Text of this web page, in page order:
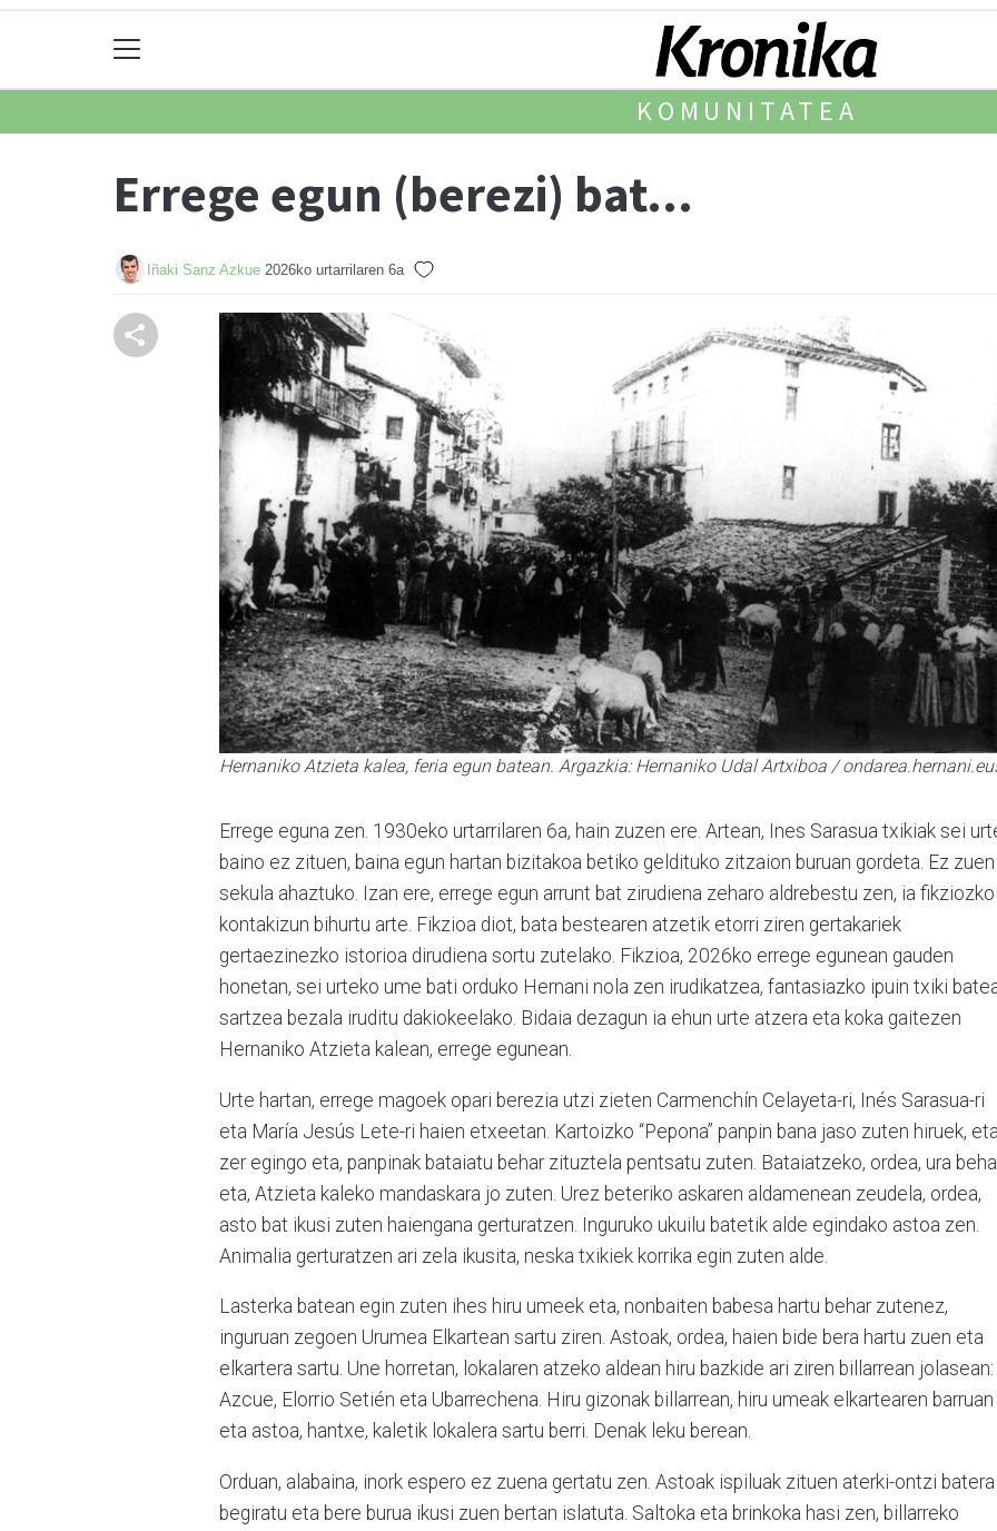
KOMUNITATEA
Errege egun (berezi) bat...
Iñaki Sanz Azkue 2026ko urtarrilaren 6a
Hernaniko Atzieta kalea, feria egun batean. Argazkia: Hernaniko Udal Artxiboa /
Errege eguna zen. 1930eko urtarrilaren 6a, hain zuzen ere. Artean, Ines Sarasua txikiak sei
baino ez zituen, baina egun hartan bizitakoa betiko geldituko zitzaion buruan gordeta. Ez zuen
sekula ahaztuko. Izan ere, errege egun arrunt bat zirudiena zeharo aldrebestu zen, ia fikziozko
kontakizun bihurtu arte. Fikzioa diot, bata bestearen atzetik etorri ziren gertakariek
gertaezinezko istorioa dirudiena sortu zutelako. Fikzioa, 2026ko errege egunean gauden
honetan, sei urteko ume bati orduko Hernani nola zen irudikatzea, fantasiazko ipuin txiki
sartzea bezala iruditu dakiokeelako. Bidaia dezagun ia ehun urte atzera eta koka gaitezen
Hernaniko Atzieta kalean, errege egunean.
Urte hartan, errege magoek opari berezia utzi zieten Carmenchín Celayeta-ri, Inés Sarasua-ri
eta María Jesús Lete-ri haien etxeetan. Kartoizko “Pepona” panpin bana jaso zuten hiruek, eta
zer egingo eta, panpinak bataiatu behar zituztela pentsatu zuten. Bataiatzeko, ordea, ura
eta, Atzieta kaleko mandaskara jo zuten. Urez beteriko askaren aldamenean zeudela, ordea,
asto bat ikusi zuten haiengana gerturatzen. Inguruko ukuilu batetik alde egindako astoa zen.
Animalia gerturatzen ari zela ikusita, neska txikiek korrika egin zuten alde.
Lasterka batean egin zuten ihes hiru umeek eta, nonbaiten babesa hartu behar zutenez,
inguruan zegoen Urumea Elkartean sartu ziren. Astoak, ordea, haien bide bera hartu zuen eta
elkartera sartu. Une horretan, lokalaren atzeko aldean hiru bazkide ari ziren billarrean jolasean:
Azcue, Elorrio Setién eta Ubarrechena. Hiru gizonak billarrean, hiru umeak elkartearen barruan
eta astoa, hantxe, kaletik lokalera sartu berri. Denak leku berean.
Orduan, alabaina, inork espero ez zuena gertatu zen. Astoak ispiluak zituen aterki-ontzi batera
begiratu eta bere burua ikusi zuen bertan islatuta. Saltoka eta brinkoka hasi zen, billarreko